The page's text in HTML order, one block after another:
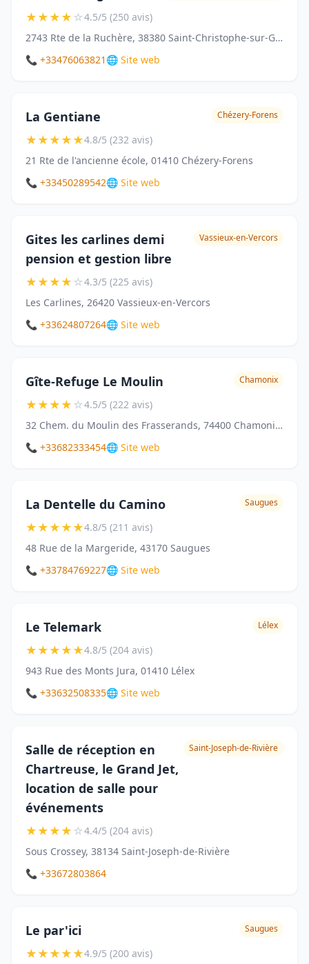
★★★★☆4.5/5 (250 avis)
2743 Rte de la Ruchère, 38380 Saint-Christophe-sur-Guiers
📞 +33476063821 🌐 Site web
La Gentiane Chézery-Forens
★★★★★4.8/5 (232 avis)
21 Rte de l'ancienne école, 01410 Chézery-Forens
📞 +33450289542🌐 Site web
Gites les carlines demi
pension et gestion libre
Vassieux-en-Vercors
★★★★☆4.3/5 (225 avis)
Les Carlines, 26420 Vassieux-en-Vercors
📞 +33624807264🌐 Site web
Gîte-Refuge Le Moulin Chamonix
★★★★☆4.5/5 (222 avis)
32 Chem. du Moulin des Frasserands, 74400 Chamonix-Mont-Blanc
📞 +33682333454🌐 Site web
La Dentelle du Camino Saugues
★★★★★4.8/5 (211 avis)
48 Rue de la Margeride, 43170 Saugues
📞 +33784769227🌐 Site web
Le Telemark Lélex
★★★★★4.8/5 (204 avis)
943 Rue des Monts Jura, 01410 Lélex
📞 +33632508335🌐 Site web
Salle de réception en
Chartreuse, le Grand Jet,
location de salle pour
événements
Saint-Joseph-de-Rivière
★★★★☆4.4/5 (204 avis)
Sous Crossey, 38134 Saint-Joseph-de-Rivière
📞 +33672803864
Le par'ici Saugues
★★★★★4.9/5 (200 avis)